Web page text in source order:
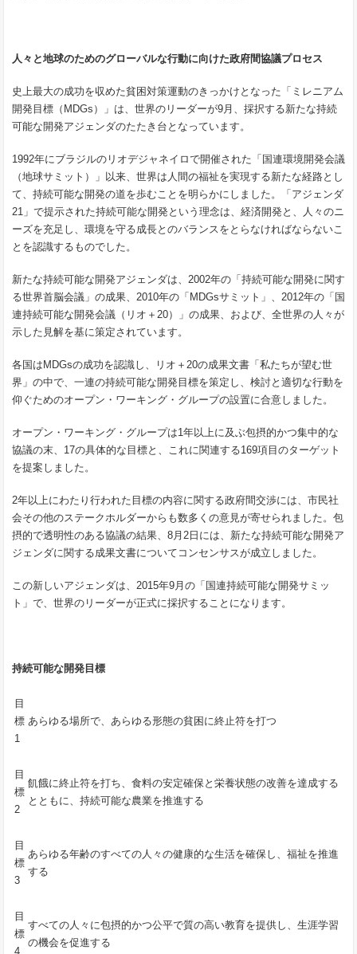
人々と地球のためのグローバルな行動に向けた政府間協議プロセス
史上最大の成功を収めた貧困対策運動のきっかけとなった「ミレニアム
開発目標（MDGs）」は、世界のリーダーが9月、採択する新たな持続
可能な開発アジェンダのたたき台となっています。
1992年にブラジルのリオデジャネイロで開催された「国連環境開発会議
（地球サミット）」以来、世界は人間の福祉を実現する新たな経路とし
て、持続可能な開発の道を歩むことを明らかにしました。「アジェンダ
21」で提示された持続可能な開発という理念は、経済開発と、人々のニ
ーズを充足し、環境を守る成長とのバランスをとらなければならないこ
とを認識するものでした。
新たな持続可能な開発アジェンダは、2002年の「持続可能な開発に関す
る世界首脳会議」の成果、2010年の「MDGsサミット」、2012年の「国
連持続可能な開発会議（リオ＋20）」の成果、および、全世界の人々が
示した見解を基に策定されています。
各国はMDGsの成功を認識し、リオ＋20の成果文書「私たちが望む世
界」の中で、一連の持続可能な開発目標を策定し、検討と適切な行動を
仰ぐためのオープン・ワーキング・グループの設置に合意しました。
オープン・ワーキング・グループは1年以上に及ぶ包摂的かつ集中的な
協議の末、17の具体的な目標と、これに関連する169項目のターゲット
を提案しました。
2年以上にわたり行われた目標の内容に関する政府間交渉には、市民社
会その他のステークホルダーからも数多くの意見が寄せられました。包
摂的で透明性のある協議の結果、8月2日には、新たな持続可能な開発ア
ジェンダに関する成果文書についてコンセンサスが成立しました。
この新しいアジェンダは、2015年9月の「国連持続可能な開発サミッ
ト」で、世界のリーダーが正式に採択することになります。
持続可能な開発目標
目
標
1
あらゆる場所で、あらゆる形態の貧困に終止符を打つ
目
標
2
飢餓に終止符を打ち、食料の安定確保と栄養状態の改善を達成する
とともに、持続可能な農業を推進する
目
標
3
あらゆる年齢のすべての人々の健康的な生活を確保し、福祉を推進
する
目
標
4
すべての人々に包摂的かつ公平で質の高い教育を提供し、生涯学習
の機会を促進する